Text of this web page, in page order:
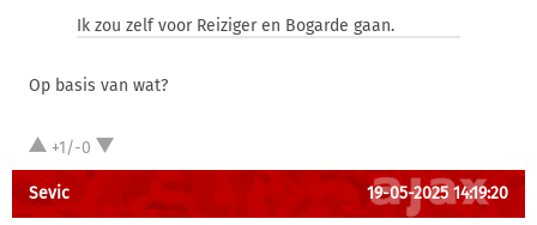
Ik zou zelf voor Reiziger en Bogarde gaan.
Op basis van wat?
+1/-0
Sevic 19-05-2025 14:19:20